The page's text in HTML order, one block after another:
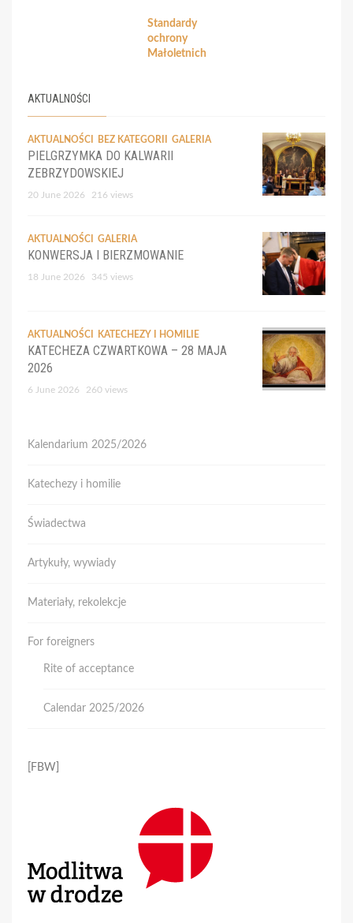
Standardy
ochrony
Małoletnich
AKTUALNOŚCI
AKTUALNOŚCI BEZ KATEGORII GALERIA
PIELGRZYMKA DO KALWARII
ZEBRZYDOWSKIEJ
20 June 2026 216 views
AKTUALNOŚCI GALERIA
KONWERSJA I BIERZMOWANIE
18 June 2026 345 views
AKTUALNOŚCI KATECHEZY I HOMILIE
KATECHEZA CZWARTKOWA – 28 MAJA
2026
6 June 2026 260 views
Kalendarium 2025/2026
Katechezy i homilie
Świadectwa
Artykuły, wywiady
Materiały, rekolekcje
For foreigners
Rite of acceptance
Calendar 2025/2026
[FBW]